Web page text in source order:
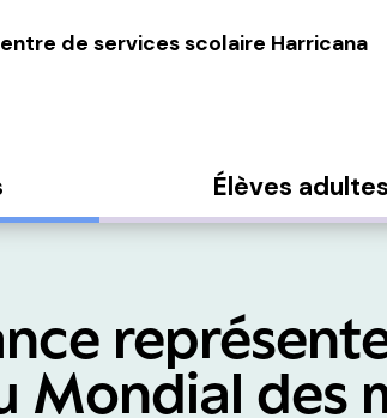
de services scolaire Harricana
Élèves adultes
Mondial des